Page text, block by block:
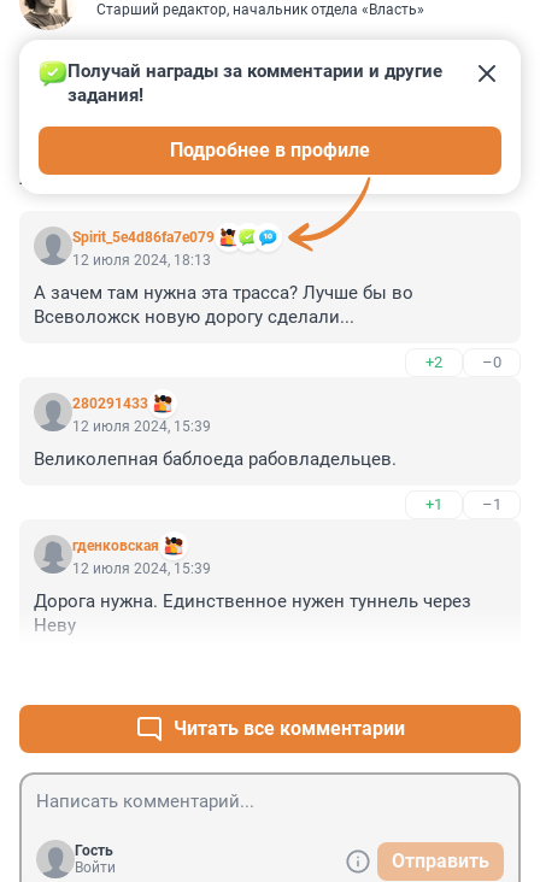
Старший редактор, начальник отдела «Власть»
КОММЕНТАРИИ 14
Spirit_5e4d86fa7e079
Получай награды за комментарии и другие
задания!
Подробнее в профиле
12 июля 2024, 18:13
А зачем там нужна эта трасса? Лучше бы во
Всеволожск новую дорогу сделали...
+2 –0
280291433
12 июля 2024, 15:39
Великолепная баблоеда рабовладельцев.
+1 –1
гденковская
12 июля 2024, 15:39
Дорога нужна. Единственное нужен туннель через
Неву
Читать все комментарии
Гость
Войти
Отправить